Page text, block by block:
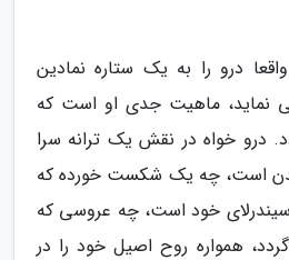
درو را به یک ستاره نمادین
نماید، ماهیت جدی او است که
درو خواه در نقش یک ترانه سرا
است، چه یک شکست خورده که
خود است، چه عروسی که
همواره روح اصیل خود را در